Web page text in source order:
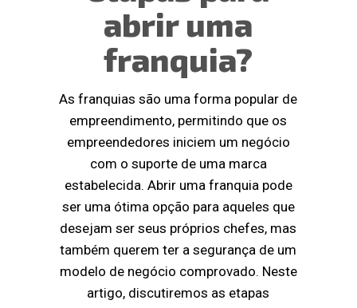
abrir uma
franquia?
As franquias são uma forma popular de
empreendimento, permitindo que os
empreendedores iniciem um negócio
com o suporte de uma marca
estabelecida. Abrir uma franquia pode
ser uma ótima opção para aqueles que
desejam ser seus próprios chefes, mas
também querem ter a segurança de um
modelo de negócio comprovado. Neste
artigo, discutiremos as etapas